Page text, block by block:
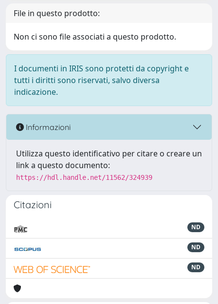
File in questo prodotto:
Non ci sono file associati a questo prodotto.
I documenti in IRIS sono protetti da copyright e
tutti i diritti sono riservati, salvo diversa
indicazione.
Informazioni
Utilizza questo identificativo per citare o creare un
link a questo documento:
https://hdl.handle.net/11562/324939
Citazioni
ND
ND
ND